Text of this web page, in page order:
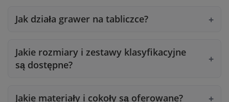
Jak działa grawer na tabliczce?
Jakie rozmiary i zestawy klasyfikacyjne
są dostępne?
Jakie materiały i cokoły są oferowane?